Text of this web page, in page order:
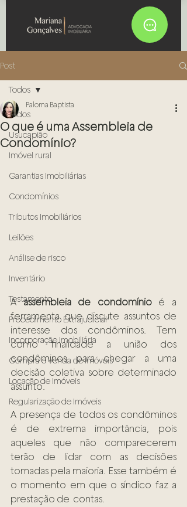
Post
Todos
Usucapião
Imóvel rural
Garantias Imobiliárias
Condomínios
Tributos Imobiliários
Leilões
Análise de risco
Inventário
Testamento
Procedimento Extrajudicial
Incorporação Imobiliária
Compra e Venda de Imóveis
Locação de Imóveis
Regularização de Imóveis
Todos
O que é uma Assembleia de
Condomínio?
Paloma Baptista
A assembleia de condomínio é a
ferramenta que discute assuntos de
interesse dos condôminos. Tem
como finalidade a união dos
condôminos para chegar a uma
decisão coletiva sobre determinado
assunto.
A presença de todos os condôminos
é de extrema importância, pois
aqueles que não comparecerem
terão de lidar com as decisões
tomadas pela maioria. Esse também é
o momento em que o síndico faz a
prestação de  contas.